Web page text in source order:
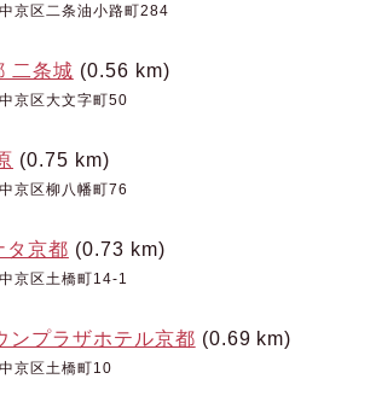
京区二条油小路町284
二条城 (0.56 km)
京区大文字町50
(0.75 km)
京区柳八幡町76
タ京都 (0.73 km)
京区土橋町14-1
ンプラザホテル京都 (0.69 km)
京区土橋町10